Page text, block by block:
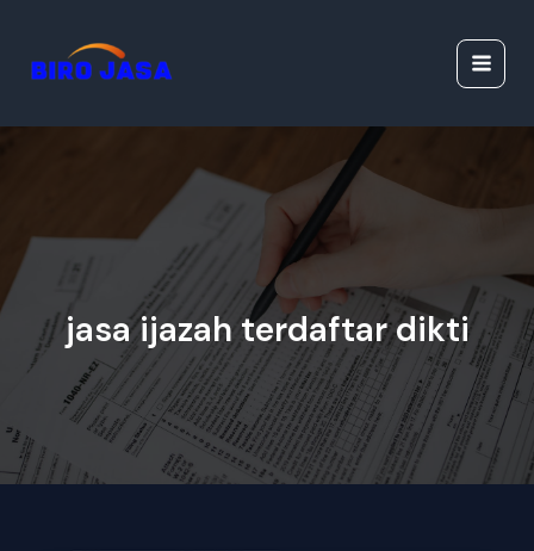
konten
jasa ijazah terdaftar dikti